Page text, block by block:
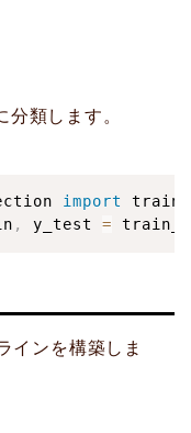
類します。
import
, y_test =
インを構築しま